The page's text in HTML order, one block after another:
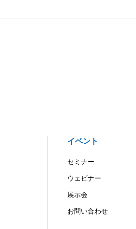
イベント
セミナー
ウェビナー
展示会
お問い合わせ